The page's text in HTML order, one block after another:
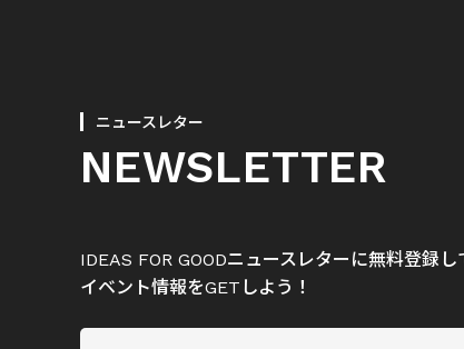
ニュースレター
NEWSLETTER
IDEAS FOR GOODニュースレターに無料登録
イベント情報をGETしよう！